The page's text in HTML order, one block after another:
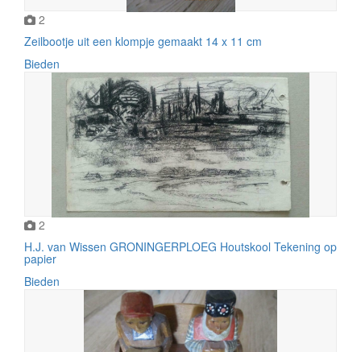
2
Zeilbootje uit een klompje gemaakt 14 x 11 cm
Bieden
2
H.J. van Wissen GRONINGERPLOEG Houtskool Tekening op
papier
Bieden